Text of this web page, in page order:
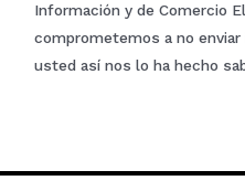
Información y de Comercio
comprometemos a no
usted así nos lo ha hecho